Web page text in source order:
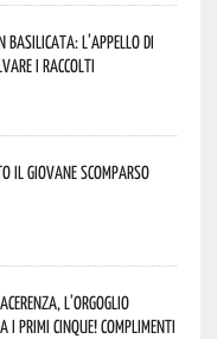
Basilicata: l’appello di
i raccolti
il giovane scomparso
l’orgoglio
primi cinque! Complimenti